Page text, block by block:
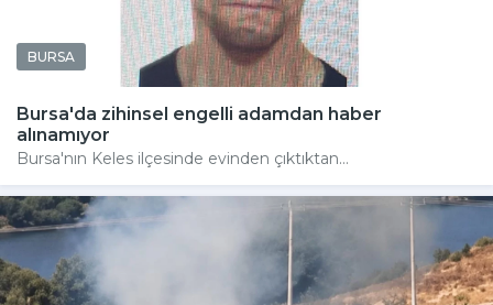
BURSA
Bursa'da zihinsel engelli adamdan haber
alınamıyor
Bursa'nın Keles ilçesinde evinden çıktıktan...